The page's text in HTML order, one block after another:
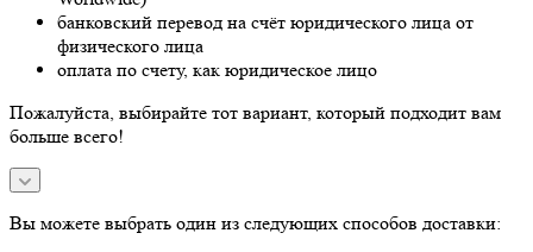
банковский перевод на счёт юридического лица от
физического лица
оплата по счету, как юридическое лицо
Пожалуйста, выбирайте тот вариант, который подходит вам
больше всего!
Вы можете выбрать один из следующих способов доставки: